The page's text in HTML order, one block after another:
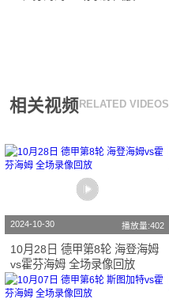
相关视频RELATED VIDEOS
2024-10-30 播放量:402
10月28日 德甲第8轮 海登海姆
vs霍芬海姆 全场录像回放